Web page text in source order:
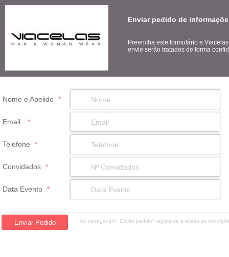
Enviar pedido de
Preencha este formulário e
envie serão tratados de forma
Nome e Apelido *
Email *
Telefone *
Convidados *
Data Evento *
Ao carregar em "Enviar pedido" regista-se e aceita as